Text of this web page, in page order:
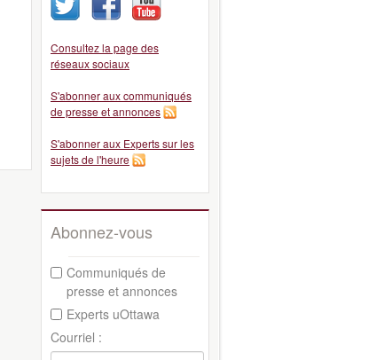
Consultez la page des
réseaux sociaux
S'abonner aux communiqués
de presse et annonces
S'abonner aux Experts sur les
sujets de l'heure
Abonnez-vous
Communiqués de
presse et annonces
Experts uOttawa
Courriel :